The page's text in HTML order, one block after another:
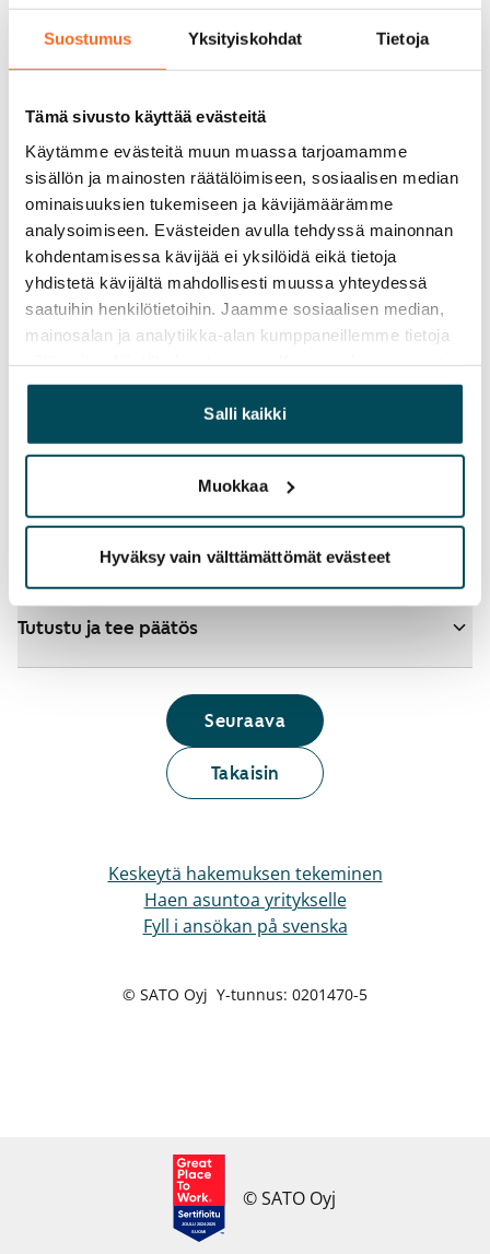
Suostumus Yksityiskohdat Tietoja
Tämä sivusto käyttää evästeitä
Käytämme evästeitä muun muassa tarjoamamme
sisällön ja mainosten räätälöimiseen, sosiaalisen median
ominaisuuksien tukemiseen ja kävijämäärämme
analysoimiseen. Evästeiden avulla tehdyssä mainonnan
kohdentamisessa kävijää ei yksilöidä eikä tietoja
yhdistetä kävijältä mahdollisesti muussa yhteydessä
saatuihin henkilötietoihin. Jaamme sosiaalisen median,
mainosalan ja analytiikka-alan kumppaneillemme tietoja
yhdistää näitä tietoja muihin tietoihin, joita olet antanut
heille tai joita on kerätty, kun olet käyttänyt heidän
palvelujaan.
Salli kaikki
Muokkaa
Hyväksy vain välttämättömät evästeet
Heti vapaa
Vapautumassa 1.9.
Katso tarkemmat ohjeet
Tunnistaudu ja hae
Tutustu ja tee päätös
Takaisin
Seuraava
Keskeytä hakemuksen tekeminen
Haen asuntoa yritykselle
Fyll i ansökan på svenska
© SATO Oyj Y-tunnus: 0201470-5
JOULU 2024-2025
SUOMI
© SATO Oyj